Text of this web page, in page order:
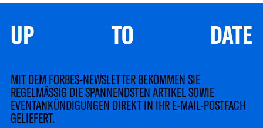
UP TO DATE
MIT DEM FORBES-NEWSLETTER BEKOMMEN SIE
REGELMÄSSIG DIE SPANNENDSTEN ARTIKEL SOWIE
EVENTANKÜNDIGUNGEN DIREKT IN IHR E-MAIL-POSTFACH
GELIEFERT.